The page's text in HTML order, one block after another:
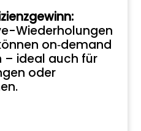
Wiederholungen
on‑demand
– ideal auch für
oder